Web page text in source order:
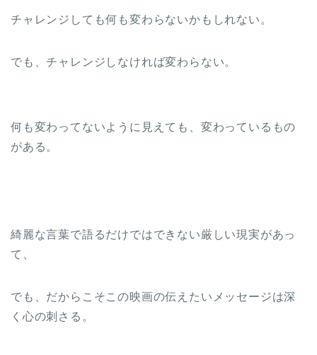
チャレンジしても何も変わらないかもしれない。
でも、チャレンジしなければ変わらない。
何も変わってないように見えても、変わっているもの
がある。
綺麗な言葉で語るだけではできない厳しい現実があっ
て、
でも、だからこそこの映画の伝えたいメッセージは深
く心の刺さる。